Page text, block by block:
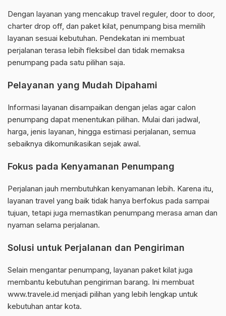
Dengan layanan yang mencakup travel reguler, door to door,
charter drop off, dan paket kilat, penumpang bisa memilih
layanan sesuai kebutuhan. Pendekatan ini membuat
perjalanan terasa lebih fleksibel dan tidak memaksa
penumpang pada satu pilihan saja.
Pelayanan yang Mudah Dipahami
Informasi layanan disampaikan dengan jelas agar calon
penumpang dapat menentukan pilihan. Mulai dari jadwal,
harga, jenis layanan, hingga estimasi perjalanan, semua
sebaiknya dikomunikasikan sejak awal.
Fokus pada Kenyamanan Penumpang
Perjalanan jauh membutuhkan kenyamanan lebih. Karena itu,
layanan travel yang baik tidak hanya berfokus pada sampai
tujuan, tetapi juga memastikan penumpang merasa aman dan
nyaman selama perjalanan.
Solusi untuk Perjalanan dan Pengiriman
Selain mengantar penumpang, layanan paket kilat juga
membantu kebutuhan pengiriman barang. Ini membuat
www.travele.id menjadi pilihan yang lebih lengkap untuk
kebutuhan antar kota.